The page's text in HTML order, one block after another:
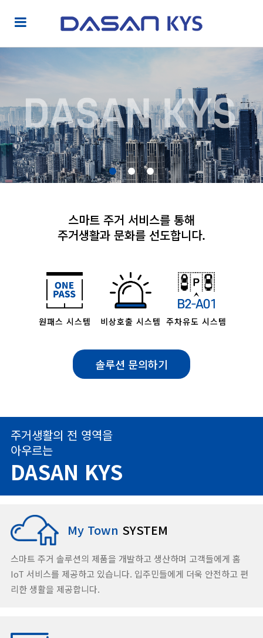
스마트 주거 서비스를 통해
주거생활과 문화를 선도합니다.
원패스 시스템 비상호출 시스템 주차유도 시스템
솔루션 문의하기
주거생활의 전 영역을
아우르는
DASAN KYS
My Town SYSTEM
스마트 주거 솔루션의 제품을 개발하고 생산하며 고객들에게 홈
IoT 서비스를 제공하고 있습니다. 입주민들에게 더욱 안전하고 편
리한 생활을 제공합니다.